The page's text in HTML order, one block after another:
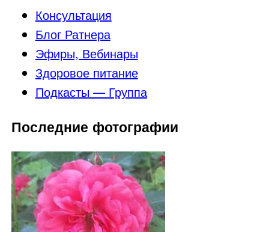
Консультация
Блог Ратнера
Эфиры, Вебинары
Здоровое питание
Подкасты — Группа
Последние фотографии